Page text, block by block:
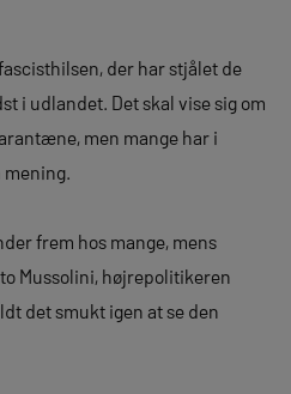
der har stjålet de
i udlandet. Det skal vise sig om
men mange har i
mening.
frem hos mange, mens
Mussolini, højrepolitikeren
det smukt igen at se den